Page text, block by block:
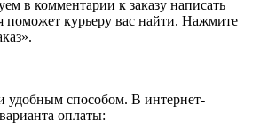
в комментарии к заказу написать
поможет курьеру вас найти. Нажмите
удобным способом. В интернет-
оплаты: